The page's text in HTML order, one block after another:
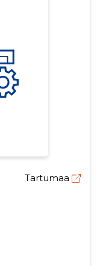
Tartumaa